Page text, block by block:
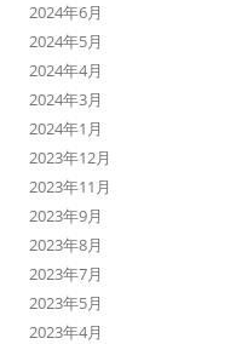
2024年6月
2024年5月
2024年4月
2024年3月
2024年1月
2023年12月
2023年11月
2023年9月
2023年8月
2023年7月
2023年5月
2023年4月